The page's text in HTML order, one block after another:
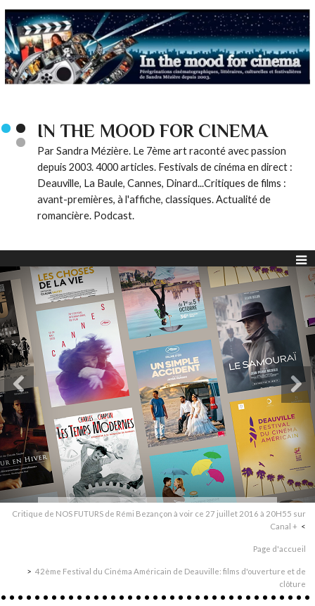
IN THE MOOD FOR CINEMA
Par Sandra Mézière. Le 7ème art raconté avec passion
depuis 2003. 4000 articles. Festivals de cinéma en direct :
Deauville, La Baule, Cannes, Dinard...Critiques de films :
avant-premières, à l'affiche, classiques. Actualité de
romancière. Podcast.
Critique de NOS FUTURS de Rémi Bezançon à voir ce 27 juillet 2016 à 20H55 sur
Canal +
Page d'accueil
42ème Festival du Cinéma Américain de Deauville: films d'ouverture et de
clôture